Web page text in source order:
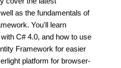
as the fundamentals of
You'll learn
C# 4.0, and how to use
Framework for easier
platform for browser-